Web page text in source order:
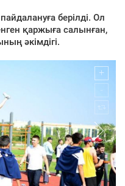
берілді. Ол
қаржыға салынған,
әкімдігі.